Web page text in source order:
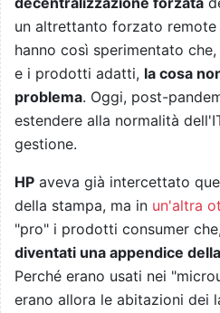
un altrettanto forzato
hanno così sperimentato
e i prodotti adatti, la cosa
problema. Oggi, post-
estendere alla normalità
gestione.
HP aveva già intercettato
della stampa, ma in un'altra
"pro" i prodotti consumer
diventati una appendice
Perché erano usati nei
erano allora le abitazioni dei